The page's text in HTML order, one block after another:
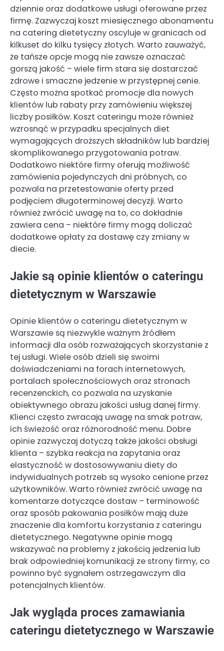
dziennie oraz dodatkowe usługi oferowane przez
firmę. Zazwyczaj koszt miesięcznego abonamentu
na catering dietetyczny oscyluje w granicach od
kilkuset do kilku tysięcy złotych. Warto zauważyć,
że tańsze opcje mogą nie zawsze oznaczać
gorszą jakość – wiele firm stara się dostarczać
zdrowe i smaczne jedzenie w przystępnej cenie.
Często można spotkać promocje dla nowych
klientów lub rabaty przy zamówieniu większej
liczby posiłków. Koszt cateringu może również
wzrosnąć w przypadku specjalnych diet
wymagających droższych składników lub bardziej
skomplikowanego przygotowania potraw.
Dodatkowo niektóre firmy oferują możliwość
zamówienia pojedynczych dni próbnych, co
pozwala na przetestowanie oferty przed
podjęciem długoterminowej decyzji. Warto
również zwrócić uwagę na to, co dokładnie
zawiera cena – niektóre firmy mogą doliczać
dodatkowe opłaty za dostawę czy zmiany w
diecie.
Jakie są opinie klientów o cateringu
dietetycznym w Warszawie
Opinie klientów o cateringu dietetycznym w
Warszawie są niezwykle ważnym źródłem
informacji dla osób rozważających skorzystanie z
tej usługi. Wiele osób dzieli się swoimi
doświadczeniami na forach internetowych,
portalach społecznościowych oraz stronach
recenzenckich, co pozwala na uzyskanie
obiektywnego obrazu jakości usług danej firmy.
Klienci często zwracają uwagę na smak potraw,
ich świeżość oraz różnorodność menu. Dobre
opinie zazwyczaj dotyczą także jakości obsługi
klienta – szybka reakcja na zapytania oraz
elastyczność w dostosowywaniu diety do
indywidualnych potrzeb są wysoko cenione przez
użytkowników. Warto również zwrócić uwagę na
komentarze dotyczące dostaw – terminowość
oraz sposób pakowania posiłków mają duże
znaczenie dla komfortu korzystania z cateringu
dietetycznego. Negatywne opinie mogą
wskazywać na problemy z jakością jedzenia lub
brak odpowiedniej komunikacji ze strony firmy, co
powinno być sygnałem ostrzegawczym dla
potencjalnych klientów.
Jak wygląda proces zamawiania
cateringu dietetycznego w Warszawie